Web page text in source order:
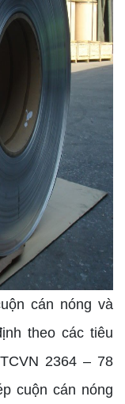
cán nóng và
theo các tiêu
2364 – 78
cuộn cán nóng